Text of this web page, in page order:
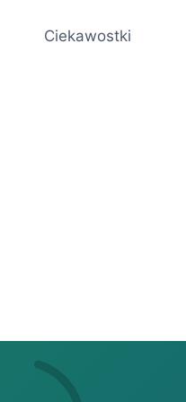
Ciekawostki